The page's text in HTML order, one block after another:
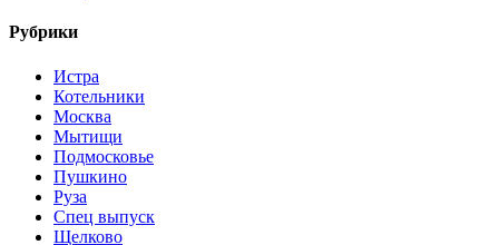
Рубрики
Истра
Котельники
Москва
Мытищи
Подмосковье
Пушкино
Руза
Спец выпуск
Щелково